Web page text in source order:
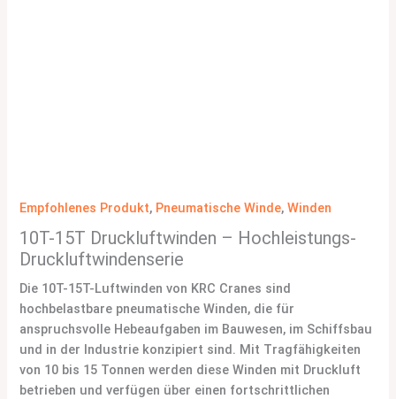
Empfohlenes Produkt, Pneumatische Winde,Winden
10T-15T Druckluftwinden – Hochleistungs-
Druckluftwindenserie
Die 10T-15T-Luftwinden von KRC Cranes sind
hochbelastbare pneumatische Winden, die für
anspruchsvolle Hebeaufgaben im Bauwesen, im Schiffsbau
und in der Industrie konzipiert sind. Mit Tragfähigkeiten
von 10 bis 15 Tonnen werden diese Winden mit Druckluft
betrieben und verfügen über einen fortschrittlichen